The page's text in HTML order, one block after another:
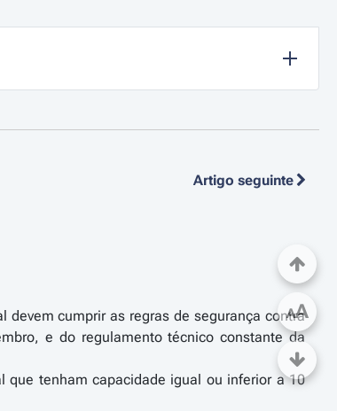
Artigo seguinte
cumprir as regras de segurança contra
e do regulamento técnico constante da
que tenham capacidade igual ou inferior a 10
AA